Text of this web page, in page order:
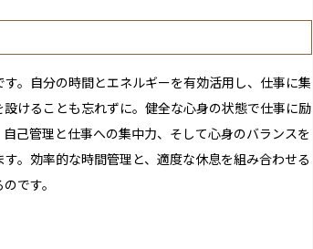
。自分の時間とエネルギーを有効活用し、仕事に集
けることも忘れずに。健全な心身の状態で仕事に励
己管理と仕事への集中力、そして心身のバランスを
。効率的な時間管理と、適度な休息を組み合わせる
です。